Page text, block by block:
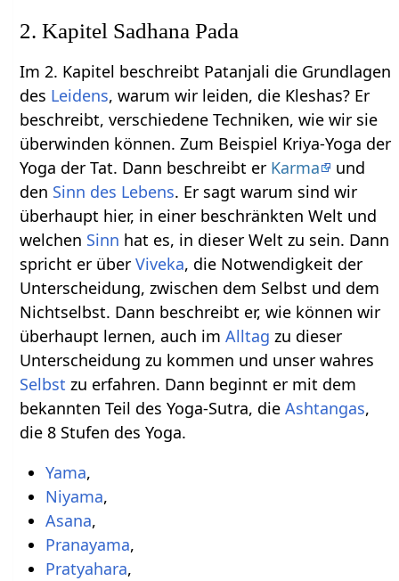
2. Kapitel Sadhana Pada
Im 2. Kapitel beschreibt Patanjali die Grundlagen
des Leidens, warum wir leiden, die Kleshas? Er
beschreibt, verschiedene Techniken, wie wir sie
überwinden können. Zum Beispiel Kriya-Yoga der
Yoga der Tat. Dann beschreibt er Karma
und
den Sinn des Lebens. Er sagt warum sind wir
überhaupt hier, in einer beschränkten Welt und
welchen Sinn hat es, in dieser Welt zu sein. Dann
spricht er überViveka, die Notwendigkeit der
Unterscheidung, zwischen dem Selbst und dem
Nichtselbst. Dann beschreibt er, wie können wir
überhaupt lernen, auch imAlltag zu dieser
Unterscheidung zu kommen und unser wahres
Selbst zu erfahren. Dann beginnt er mit dem
bekannten Teil des Yoga-Sutra, dieAshtangas,
die 8 Stufen des Yoga.
Yama,
Niyama,
Asana,
Pranayama,
Pratyahara,